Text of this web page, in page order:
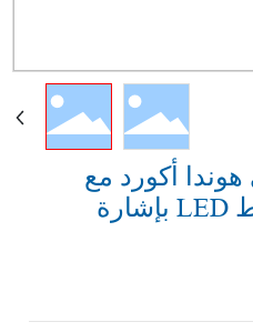
هوندا أكورد مع
شريط LED + شريط LED بإشارة